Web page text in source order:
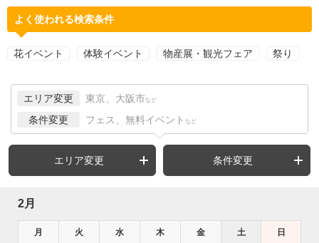
よく使われる検索条件
花イベント 体験イベント 物産展・観光フェア 祭り
エリア変更 東京、大阪市 など
条件変更 フェス、無料イベント など
エリア変更 条件変更
2月
月 火 水 木 金 土 日